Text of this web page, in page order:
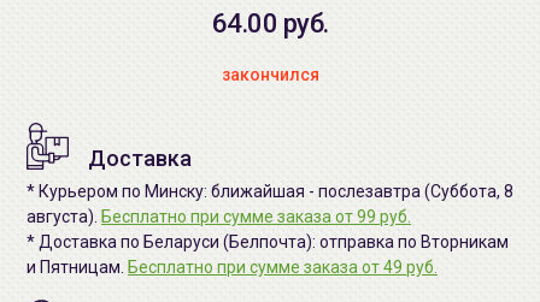
64.00 руб.
закончился
Доставка
* Курьером по Минску: ближайшая - послезавтра (Суббота, 8
августа). Бесплатно при сумме заказа от 99 руб.
* Доставка по Беларуси (Белпочта): отправка по Вторникам
и Пятницам. Бесплатно при сумме заказа от 49 руб.